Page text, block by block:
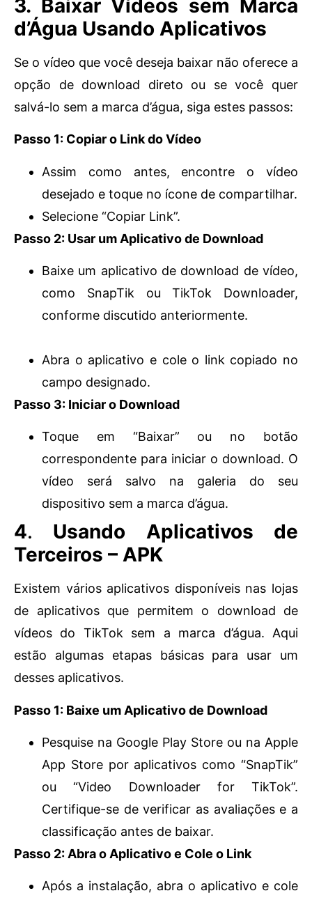
3. Baixar Vídeos sem Marca
d’Água Usando Aplicativos
Se o vídeo que você deseja baixar não oferece a
opção de download direto ou se você quer
salvá-lo sem a marca d’água, siga estes passos:
Passo 1: Copiar o Link do Vídeo
Assim como antes, encontre o vídeo
desejado e toque no ícone de compartilhar.
Selecione “Copiar Link”.
Passo 2: Usar um Aplicativo de Download
Baixe um aplicativo de download de vídeo,
como SnapTik ou TikTok Downloader,
conforme discutido anteriormente.
Abra o aplicativo e cole o link copiado no
campo designado.
Passo 3: Iniciar o Download
Toque em “Baixar” ou no botão
correspondente para iniciar o download. O
vídeo será salvo na galeria do seu
dispositivo sem a marca d’água.
4. Usando Aplicativos de
Terceiros – APK
Existem vários aplicativos disponíveis nas lojas
de aplicativos que permitem o download de
vídeos do TikTok sem a marca d’água. Aqui
estão algumas etapas básicas para usar um
desses aplicativos.
Passo 1: Baixe um Aplicativo de Download
Pesquise na Google Play Store ou na Apple
App Store por aplicativos como “SnapTik”
ou “Video Downloader for TikTok”.
Certifique-se de verificar as avaliações e a
classificação antes de baixar.
Passo 2: Abra o Aplicativo e Cole o Link
Após a instalação, abra o aplicativo e cole